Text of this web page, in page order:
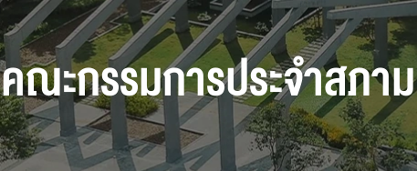
คณะกรรมการประจำสภา